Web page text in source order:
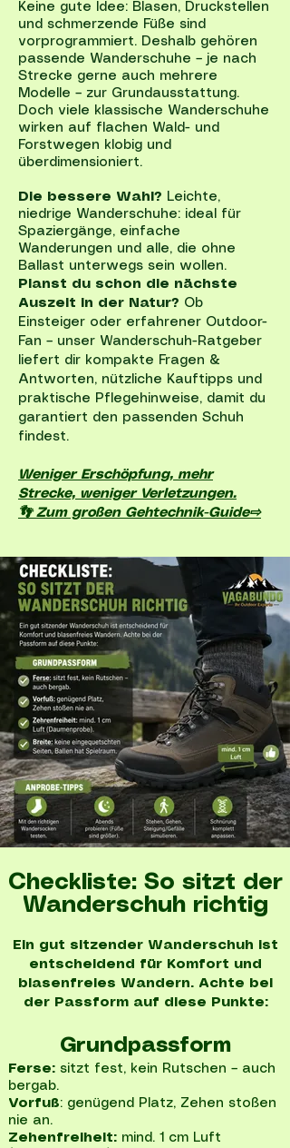
Keine gute Idee: Blasen, Druckstellen
und schmerzende Füße sind
vorprogrammiert. Deshalb gehören
passende Wanderschuhe – je nach
Strecke gerne auch mehrere
Modelle – zur Grundausstattung.
Doch viele klassische Wanderschuhe
wirken auf flachen Wald- und
Forstwegen klobig und
überdimensioniert.
Die bessere Wahl? Leichte,
niedrige Wanderschuhe: ideal für
Spaziergänge, einfache
Wanderungen und alle, die ohne
Ballast unterwegs sein wollen.
Planst du schon die nächste
Auszeit in der Natur? Ob
Einsteiger oder erfahrener Outdoor-
Fan – unser Wanderschuh-Ratgeber
liefert dir kompakte Fragen &
Antworten, nützliche Kauftipps und
praktische Pflegehinweise, damit du
garantiert den passenden Schuh
findest.
Weniger Erschöpfung, mehr
Strecke, weniger Verletzungen.
👣 Zum großen Gehtechnik-Guide⇨
Checkliste: So sitzt der
Wanderschuh richtig
Ein gut sitzender Wanderschuh ist
entscheidend für Komfort und
blasenfreies Wandern. Achte bei
der Passform auf diese Punkte:
Grundpassform
Ferse: sitzt fest, kein Rutschen – auch
bergab.
Vorfuß: genügend Platz, Zehen stoßen
nie an.
Zehenfreiheit: mind. 1 cm Luft